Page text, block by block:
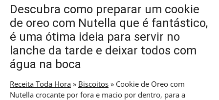
Descubra como preparar um cookie
de oreo com Nutella que é fantástico,
é uma ótima ideia para servir no
lanche da tarde e deixar todos com
água na boca
Receita Toda Hora » Biscoitos » Cookie de Oreo com
Nutella crocante por fora e macio por dentro, para a